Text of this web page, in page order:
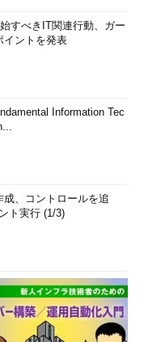
すべきIT関連行動、ガー
イントを発表
Information Tec
、コントロールを追
ト実行 (1/3)